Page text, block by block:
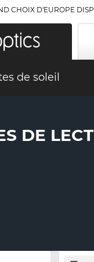
CHOIX D'EUROPE
de soleil
DE